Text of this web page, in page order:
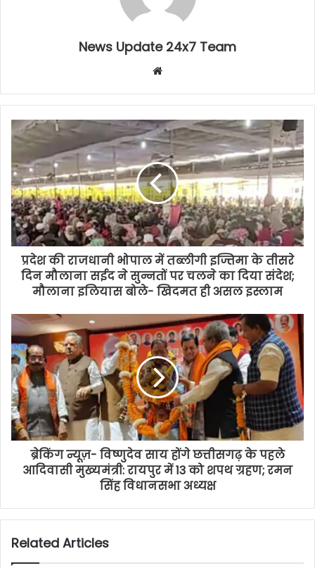
News Update 24x7 Team
Website
प्रदेश की राजधानी भोपाल में तब्लीगी इज्तिमा के तीसरे
दिन मौलाना सईद ने सुन्नतों पर चलने का दिया संदेश;
मौलाना इलियास बोले- खिदमत ही असल इस्लाम
ब्रेकिंग न्यूज़- विष्णुदेव साय होंगे छत्तीसगढ़ के पहले
आदिवासी मुख्यमंत्री: रायपुर में 13 को शपथ ग्रहण; रमन
सिंह विधानसभा अध्यक्ष
Related Articles